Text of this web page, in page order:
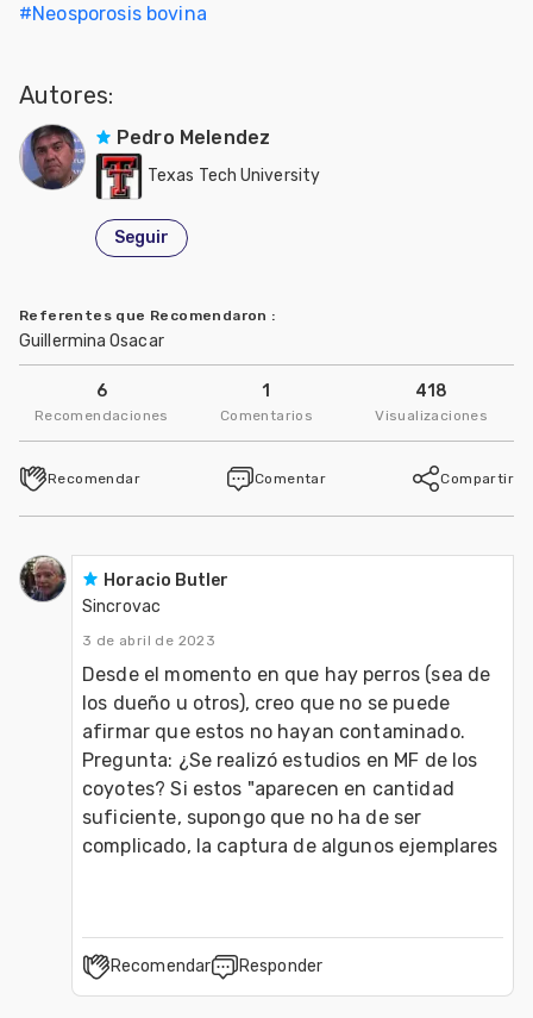
Mascotas
#Neosporosis bovina
Autores:
Pedro Melendez
Texas Tech University
Seguir
Referentes que Recomendaron :
Guillermina Osacar
6
Recomendaciones
1
Comentarios
418
Visualizaciones
Recomendar Comentar Compartir
Horacio Butler
Sincrovac
3 de abril de 2023
Desde el momento en que hay perros (sea de
los dueño u otros), creo que no se puede
afirmar que estos no hayan contaminado.
Pregunta: ¿Se realizó estudios en MF de los
coyotes? Si estos "aparecen en cantidad
suficiente, supongo que no ha de ser
complicado, la captura de algunos ejemplares
Recomendar Responder